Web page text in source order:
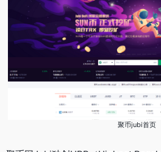
聚币jubi首页